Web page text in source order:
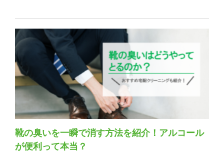
靴の臭いを一瞬で消す方法を紹介！アルコール
が便利って本当？